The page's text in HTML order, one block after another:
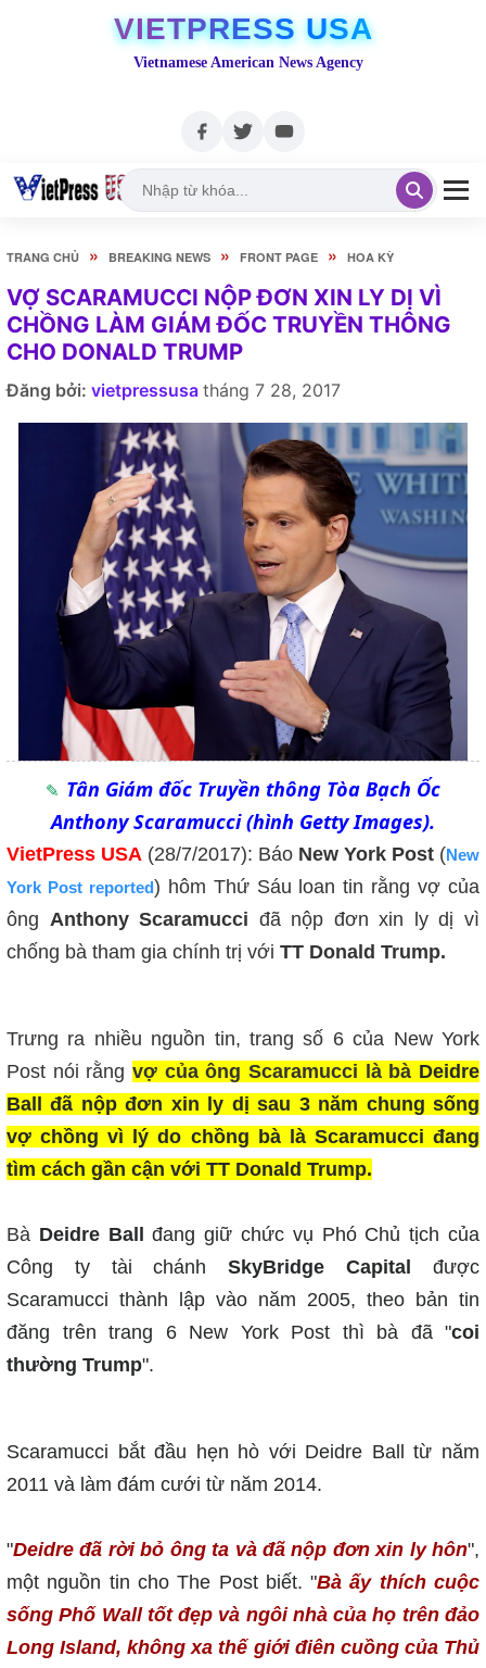
VIETPRESS USA
Vietnamese American News Agency
TRANG CHỦ » BREAKING NEWS » FRONT PAGE » HOA KỲ
VỢ SCARAMUCCI NỘP ĐƠN XIN LY DỊ VÌ
CHỒNG LÀM GIÁM ĐỐC TRUYỀN THÔNG
CHO DONALD TRUMP
Đăng bởi: vietpressusa tháng 7 28, 2017
Tân Giám đốc Truyền thông Tòa Bạch Ốc
Anthony Scaramucci (hình Getty Images).
VietPress USA (28/7/2017): Báo New York Post (New
York Post reported) hôm Thứ Sáu loan tin rằng vợ của
ông Anthony Scaramucci đã nộp đơn xin ly dị vì
chống bà tham gia chính trị với TT Donald Trump.
Trưng ra nhiều nguồn tin, trang số 6 của New York
Post nói rằng vợ của ông Scaramucci là bà Deidre
Ball đã nộp đơn xin ly dị sau 3 năm chung sống
vợ chồng vì lý do chồng bà là Scaramucci đang
tìm cách gần cận với TT Donald Trump.
Bà Deidre Ball
đang giữ chức vụ Phó Chủ tịch của
Công ty tài chánhSkyBridge Capitalđược
Scaramucci thành lập vào năm 2005, theo bản tin
đăng trên trang 6 New York Post thì bà đã "coi
thường Trump".
Scaramucci bắt đầu hẹn hò với Deidre Ball từ năm
2011 và làm đám cưới từ năm 2014.
"Deidre đã rời bỏ ông ta và đã nộp đơn xin ly hôn",
một nguồn tin cho The Post biết. "Bà ấy thích cuộc
sống Phố Wall tốt đẹp và ngôi nhà của họ trên đảo
Long Island, không xa thế giới điên cuồng của Thủ